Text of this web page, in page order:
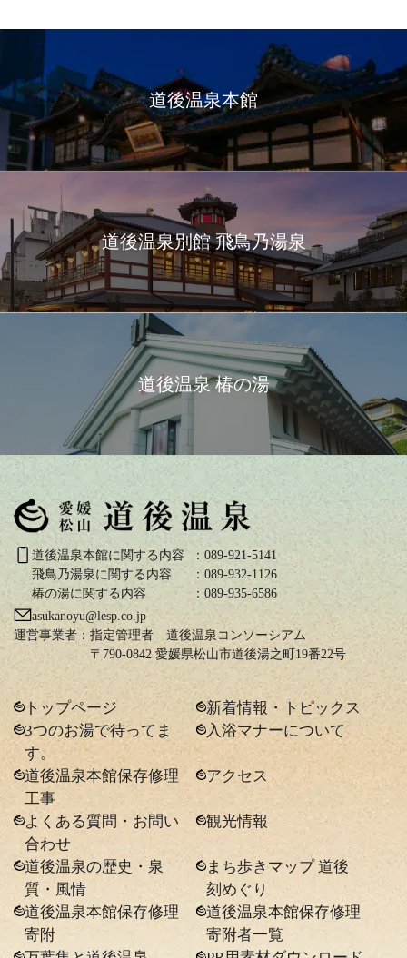
道後温泉本館
道後温泉別館 飛鳥乃湯泉
道後温泉 椿の湯
道後温泉本館に関する内容
：089-921-5141
飛鳥乃湯泉に関する内容
：089-932-1126
椿の湯に関する内容
：089-935-6586
asukanoyu@lesp.co.jp
運営事業者：指定管理者 道後温泉コンソーシアム
〒790-0842 愛媛県松山市道後湯之町19番22号
トップページ
新着情報・トピックス
3つのお湯で待ってま
す。
入浴マナーについて
道後温泉本館保存修理
工事
アクセス
よくある質問・お問い
合わせ
観光情報
道後温泉の歴史・泉
質・風情
まち歩きマップ 道後
刻めぐり
道後温泉本館保存修理
寄附
道後温泉本館保存修理
寄附者一覧